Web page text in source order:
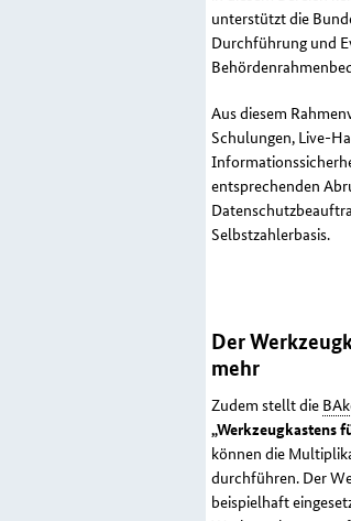
unterstützt die
Durchführung und
Aus diesem
Schulungen, Live-
entsprechenden
Selbstzahlerbasis.
Der
mehr
Zudem stellt die
„Werkzeugkastens
können die
durchführen. Der
beispielhaft